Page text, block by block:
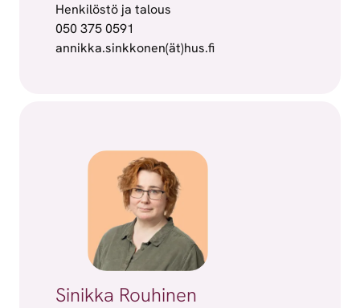
Henkilöstö ja talous
050 375 0591
annikka.sinkkonen(ät)hus.fi
Sinikka Rouhinen